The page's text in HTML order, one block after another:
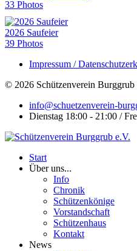
33 Photos
2026 Saufeier
39 Photos
Impressum /
© 2026 Schützenverein Burggrub
info@schuetzenverein-
Dienstag 18:00 - 21:00 /
Start
Über uns...
Info
Chronik
Schützenkönige
Vorstandschaft
Schützenhaus
Kontakt
News